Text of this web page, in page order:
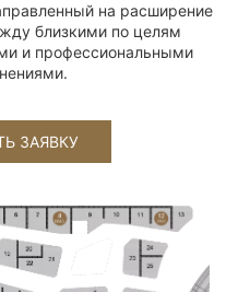
на расширение
близкими по целям
и профессиональными